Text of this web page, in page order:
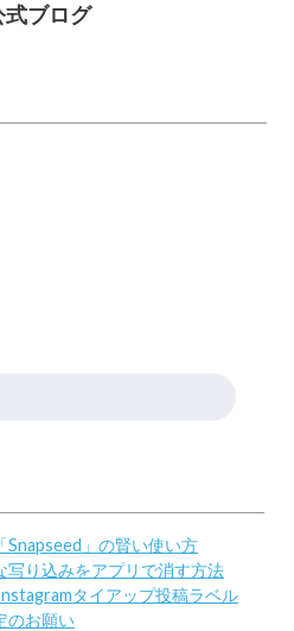
式ブログ
Snapseed」の賢い使い方
写り込みをアプリで消す方法
タイアップ投稿ラベル
のお願い